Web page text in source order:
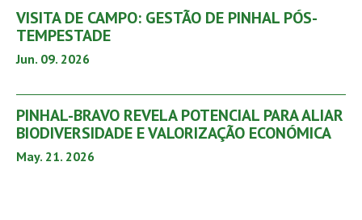
VISITA DE CAMPO: GESTÃO DE PINHAL PÓS-
TEMPESTADE
Jun. 09. 2026
PINHAL-BRAVO REVELA POTENCIAL PARA ALIAR
BIODIVERSIDADE E VALORIZAÇÃO ECONÓMICA
May. 21. 2026